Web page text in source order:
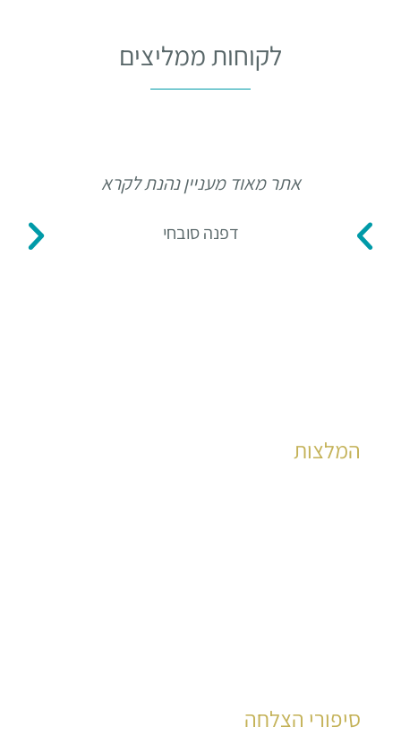
לקוחות ממליצים
אתר מאוד מעניין נהנת לקרא
דפנה סובחי
המלצות
סיפורי הצלחה